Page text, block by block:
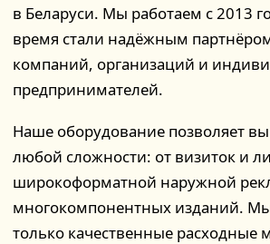
в Беларуси. Мы работаем с 2013
время стали надёжным
компаний, организаций и
предпринимателей.
Наше оборудование позволяет
любой сложности: от визиток и
широкоформатной наружной
многокомпонентных изданий.
только качественные расходные